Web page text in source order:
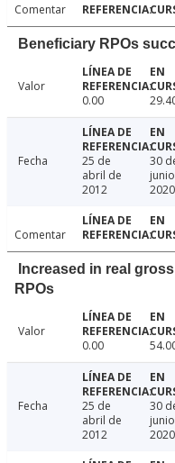
Comentar
Beneficiary RPOs
Valor
0.00
Fecha
25 de
abril de
2012
30
2020
Comentar
Increased in real
RPOs
Valor
0.00
Fecha
25 de
abril de
2012
30
2020